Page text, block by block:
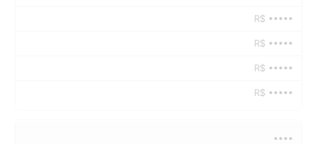
R$ •••••
R$ •••••
R$ •••••
R$ •••••
••••